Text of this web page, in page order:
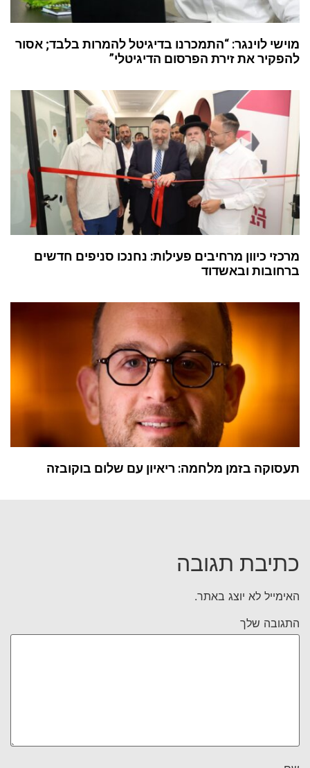
מוישי לוינגר: “התמכרנו בדיגיטל להמרות בלבד; אסור
להפקיר את זירת הפרסום הדיגיטלי”
מרכזי כיוון מרחיבים פעילות: נחנכו סניפים חדשים
ברחובות ובאשדוד
תעסוקה בזמן מלחמה: ריאיון עם שלום בוקובזה
כתיבת תגובה
האימייל לא יוצג באתר.
התגובה שלך